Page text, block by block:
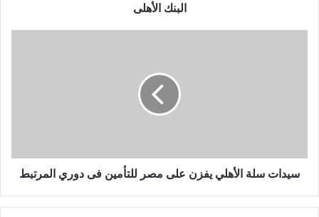
البنك الأهلى
دوري
المرتبط
سيدات سلة الأهلي يفزن على مصر للتأمين فى دوري المرتبط